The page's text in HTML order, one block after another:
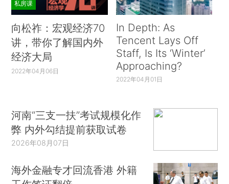
私房课
向松祚：宏观经济70
讲，带你了解国内外
经济大局
2022年04月06日
In Depth: As
Tencent Lays Off
Staff, Is Its ‘Winter’
Approaching?
2022年04月01日
河南“三支一扶”考试规模化作
弊 内外勾结提前获取试卷
2026年08月07日
海外金融专才回流香港 外籍